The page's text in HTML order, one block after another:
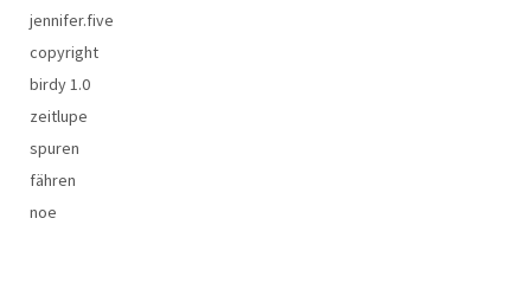
jennifer.five
copyright
birdy 1.0
zeitlupe
spuren
fähren
noe